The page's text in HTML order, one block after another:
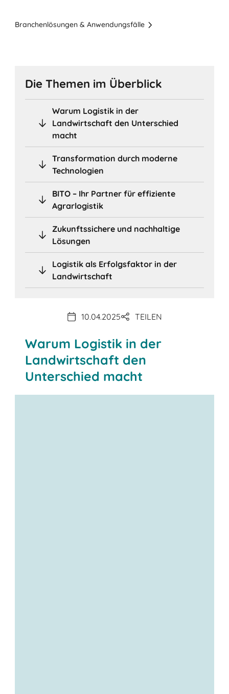
Branchenlösungen & Anwendungsfälle
Die Themen im Überblick
Warum Logistik in der
Landwirtschaft den Unterschied
macht
Transformation durch moderne
Technologien
BITO – Ihr Partner für effiziente
Agrarlogistik
Zukunftssichere und nachhaltige
Lösungen
Logistik als Erfolgsfaktor in der
Landwirtschaft
10.04.2025 TEILEN
Warum Logistik in der
Landwirtschaft den
Unterschied macht